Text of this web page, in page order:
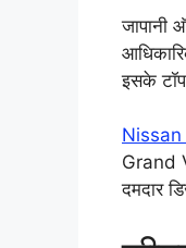
जापानी
इसके
Grand
दमदार